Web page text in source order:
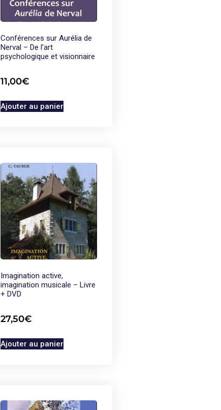
Conférences sur Aurélia de
Nerval – De l’art
psychologique et visionnaire
11,00€
Ajouter au panier
Imagination active,
imagination musicale – Livre
+ DVD
27,50€
Ajouter au panier